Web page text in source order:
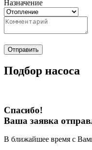
Назначение
Отправить
Подбор насоса
Спасибо!
Ваша заявка
В ближайшее время с